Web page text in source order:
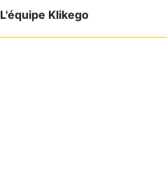
L'équipe Klikego